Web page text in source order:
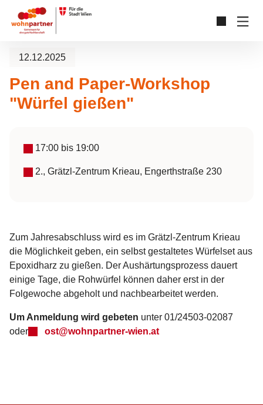
Zum Hauptinhalt springen
Skip to page footer
12.12.2025
Pen and Paper-Workshop
"Würfel gießen"
17:00 bis 19:00
2., Grätzl-Zentrum Krieau, Engerthstraße 230
Zum Jahresabschluss wird es im Grätzl-Zentrum Krieau
die Möglichkeit geben, ein selbst gestaltetes Würfelset aus
Epoxidharz zu gießen. Der Aushärtungsprozess dauert
einige Tage, die Rohwürfel können daher erst in der
Folgewoche abgeholt und nachbearbeitet werden.
Um Anmeldung wird gebeten unter 01/24503-02087
oder
ost@wohnpartner-wien.at